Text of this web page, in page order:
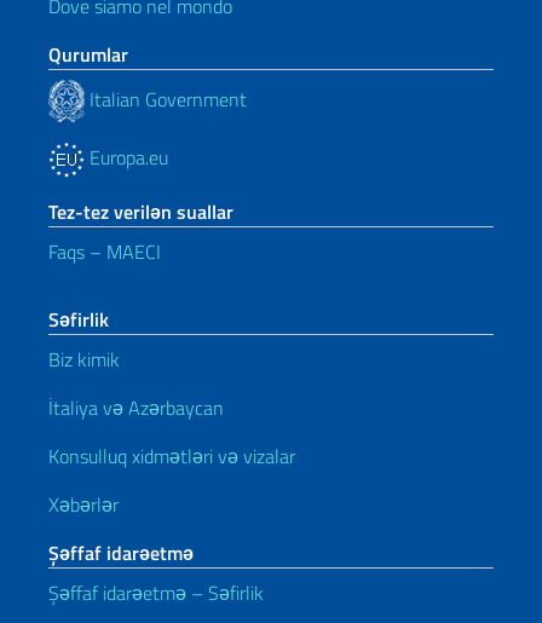
Dove siamo nel mondo
Qurumlar
Italian Government
Europa.eu
Tez-tez verilən suallar
Faqs – MAECI
Səfirlik
Biz kimik
İtaliya və Azərbaycan
Konsulluq xidmətləri və vizalar
Xəbərlər
Şəffaf idarəetmə
Şəffaf idarəetmə – Səfirlik